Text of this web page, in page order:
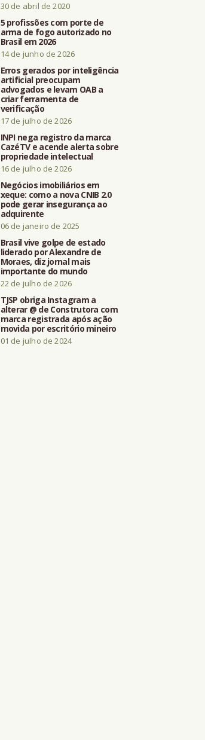
30 de abril de 2020
5 profissões com porte de
arma de fogo autorizado no
Brasil em 2026
14 de junho de 2026
Erros gerados por inteligência
artificial preocupam
advogados e levam OAB a
criar ferramenta de
verificação
17 de julho de 2026
INPI nega registro da marca
CazéTV e acende alerta sobre
propriedade intelectual
16 de julho de 2026
Negócios imobiliários em
xeque: como a nova CNIB 2.0
pode gerar insegurança ao
adquirente
06 de janeiro de 2025
Brasil vive golpe de estado
liderado por Alexandre de
Moraes, diz jornal mais
importante do mundo
22 de julho de 2026
TJSP obriga Instagram a
alterar @ de Construtora com
marca registrada após ação
movida por escritório mineiro
01 de julho de 2024